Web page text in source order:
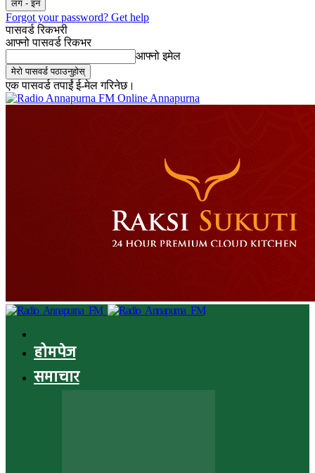
Forgot your password? Get help
पासवर्ड रिकभरी
आफ्नो पासवर्ड रिकभर
आफ्नो इमेल
एक पासवर्ड तपाईं ई-मेल गरिनेछ।
Online Annapurna
होमपेज
समाचार